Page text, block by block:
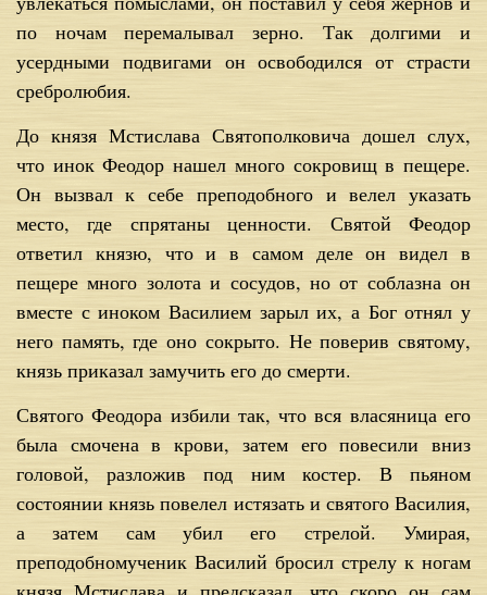
по ночам перемалывал зерно. Так долгими и
усердными подвигами он освободился от страсти
сребролюбия.
До князя Мстислава Святополковича дошел слух,
что инок Феодор нашел много сокровищ в пещере.
Он вызвал к себе преподобного и велел указать
место, где спрятаны ценности. Святой Феодор
ответил князю, что и в самом деле он видел в
пещере много золота и сосудов, но от соблазна он
вместе с иноком Василием зарыл их, а Бог отнял у
него память, где оно сокрыто. Не поверив святому,
князь приказал замучить его до смерти.
Святого Феодора избили так, что вся власяница его
была смочена в крови, затем его повесили вниз
головой, разложив под ним костер. В пьяном
состоянии князь повелел истязать и святого Василия,
а затем сам убил его стрелой. Умирая,
преподобномученик Василий бросил стрелу к ногам